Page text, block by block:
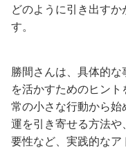
どのように引き出す
す。
勝間さんは、具体的
を活かすためのヒン
常の小さな行動から
運を引き寄せる方法
要性など、実践的なア